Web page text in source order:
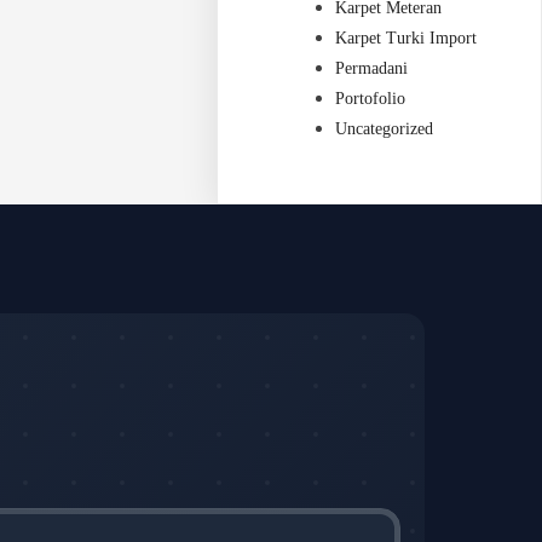
Karpet Meteran
Karpet Turki Import
Permadani
Portofolio
Uncategorized